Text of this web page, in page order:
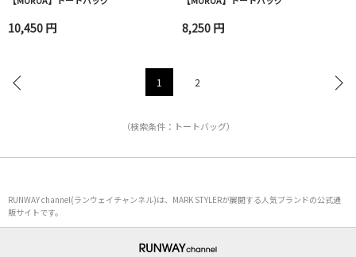
10,450 円 8,250 円
1 2
（検索条件：トートバッグ）
RUNWAY channel(ランウェイチャンネル)は、MARK STYLERが展開する人気ブランドの公式通
販サイトです。